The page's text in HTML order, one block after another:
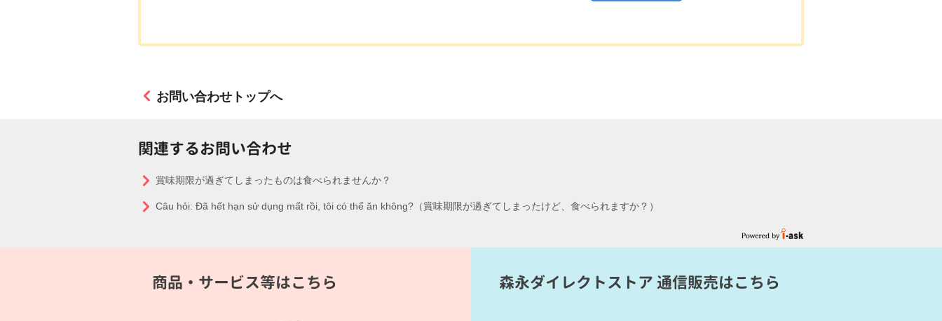
お問い合わせトップへ
関連するお問い合わせ
賞味期限が過ぎてしまったものは食べられませんか？
Câu hỏi: Đã hết hạn sử dụng mất rồi, tôi có thể ăn không?（賞味期限が過ぎてしまったけど、食べられますか？）
商品・サービス等はこちら 森永ダイレクトストア 通信販売はこちら